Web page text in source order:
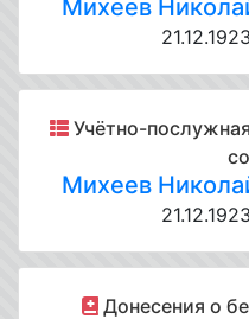
Михеев
Учётно-
Михеев
Донесения о